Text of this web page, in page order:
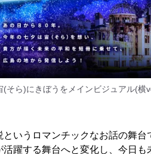
(そら)にきぼうをメインビジュアル(横
いうロマンチックなお話の舞台
躍する舞台へと変化し、今日も